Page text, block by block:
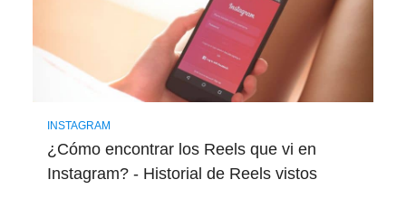
INSTAGRAM
¿Cómo encontrar los Reels que vi en
Instagram? - Historial de Reels vistos